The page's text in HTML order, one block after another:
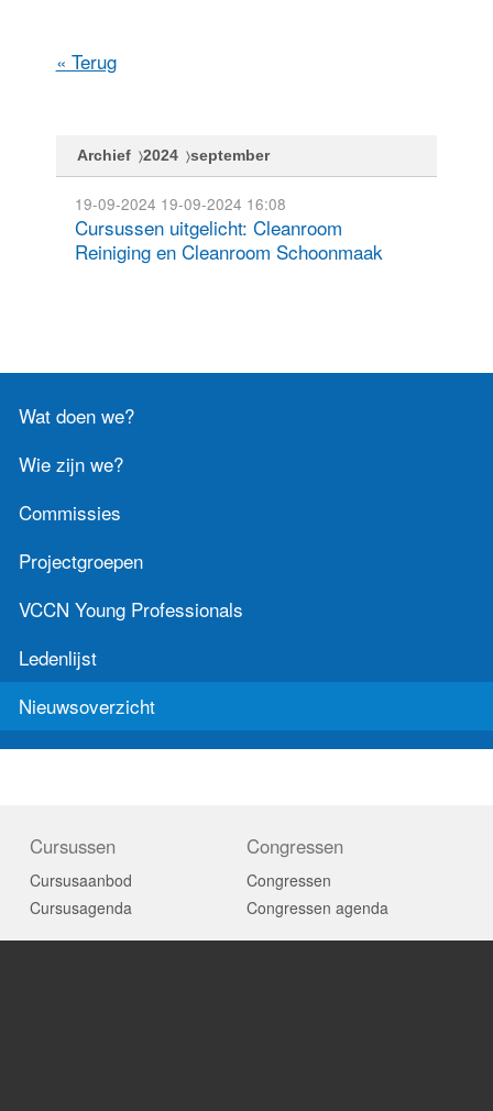
« Terug
Archief 2024 september
19-09-2024 19-09-2024 16:08
Cursussen uitgelicht: Cleanroom
Reiniging en Cleanroom Schoonmaak
Wat doen we?
Wie zijn we?
Commissies
Projectgroepen
VCCN Young Professionals
Ledenlijst
Nieuwsoverzicht
Cursussen
Cursusaanbod
Cursusagenda
Congressen
Congressen
Congressen agenda